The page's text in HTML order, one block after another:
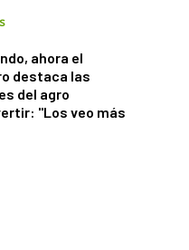
ahora el
destaca las
del agro
"Los veo más